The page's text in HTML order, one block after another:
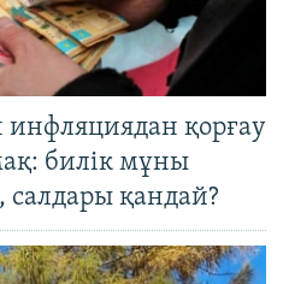
қорғау
билік мұны
салдары қандай?